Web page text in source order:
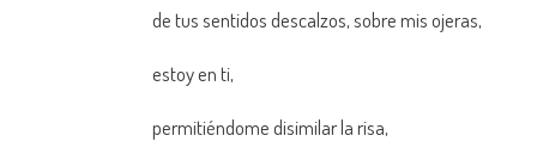
de tus sentidos descalzos, sobre mis ojeras,
estoy en ti,
permitiéndome disimilar la risa,